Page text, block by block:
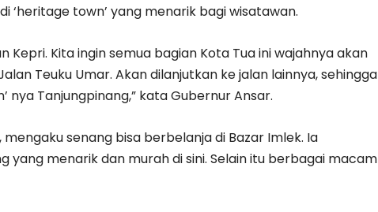
‘heritage town’ yang menarik bagi wisatawan.
Kepri. Kita ingin semua bagian Kota Tua ini wajahnya akan
Teuku Umar. Akan dilanjutkan ke jalan lainnya, sehingga
nya Tanjungpinang,” kata Gubernur Ansar.
mengaku senang bisa berbelanja di Bazar Imlek. Ia
yang menarik dan murah di sini. Selain itu berbagai macam